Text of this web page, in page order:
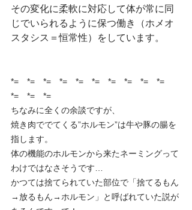
その変化に柔軟に対応して体が常に同
じでいられるように保つ働き（ホメオ
スタシス＝恒常性）をしています。
*=　*=　*=　*=　*=　*=　*=　*=　*=　*=
*=　*=　*=
ちなみに全くの余談ですが、
焼き肉ででてくる”ホルモン”は牛や豚の腸を
指します。
体の機能のホルモンから来たネーミングって
わけではなさそうです…
かつては捨てられていた部位で「捨てるもん
→放るもん→ホルモン」と呼ばれていた説が